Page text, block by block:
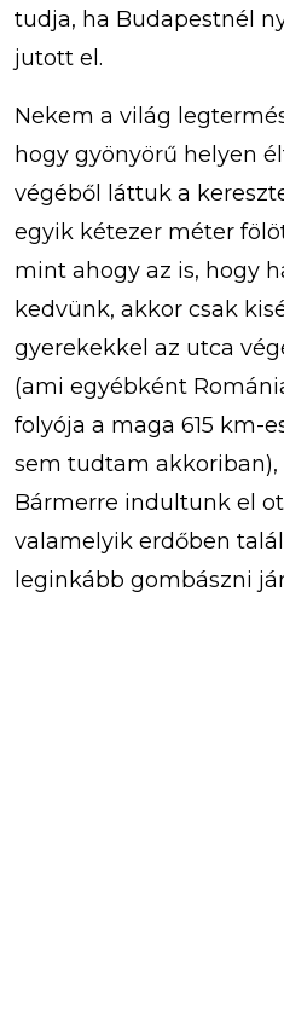
tudja, ha Budapestnél
jutott el.
Nekem a világ
hogy gyönyörű helyen
végéből láttuk a
egyik kétezer méter
mint ahogy az is, hogy
kedvünk, akkor csak
gyerekekkel az utca
(ami egyébként
folyója a maga 615 km-
sem tudtam
Bármerre indultunk el
valamelyik erdőben
leginkább gombászni